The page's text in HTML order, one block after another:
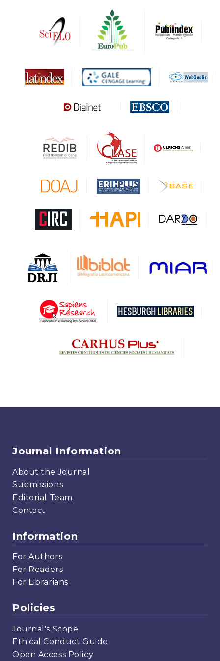
DARDO
MIAR
Sapiens Research
Gale Cengage Learning
Journal Information
About the Journal
Submissions
Editorial Team
Contact
Information
For Authors
For Readers
For Librarians
Policies
Journal's Scope
Ethical Conduct Guide
Open Access Policy